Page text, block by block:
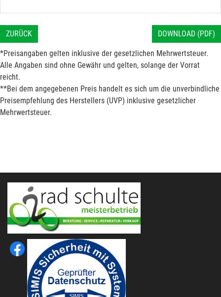
ZURÜCK DOWNLOAD (PDF)
*Preisangaben gelten inklusive der gesetzlichen Mehrwertsteuer.
Alle Angaben sind ohne Gewähr und gelten, solange der Vorrat
reicht.
**Bei dem angegebenen Preis handelt es sich um die unverbindliche
Preisempfehlung des Herstellers (UVP) inklusive gesetzlicher
Mehrwertsteuer.